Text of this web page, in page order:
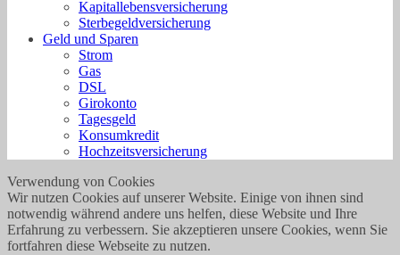
Kapitallebensversicherung
Sterbegeldversicherung
Geld und Sparen
Strom
Gas
DSL
Girokonto
Tagesgeld
Konsumkredit
Hochzeitsversicherung
Verwendung von Cookies
Wir nutzen Cookies auf unserer Website. Einige von ihnen sind
notwendig während andere uns helfen, diese Website und Ihre
Erfahrung zu verbessern. Sie akzeptieren unsere Cookies, wenn Sie
fortfahren diese Webseite zu nutzen.